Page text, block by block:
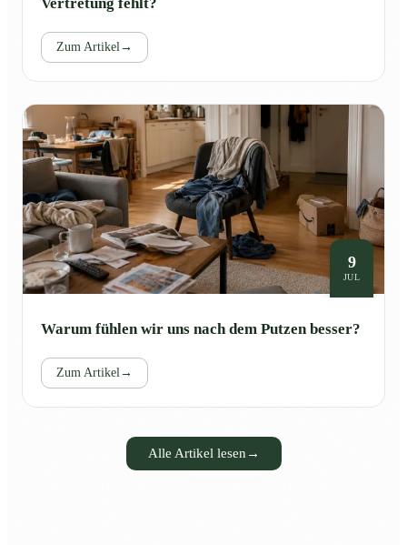
Zum Artikel →
9
JUL
Warum fühlen wir uns nach dem Putzen besser?
Zum Artikel →
Alle Artikel lesen →